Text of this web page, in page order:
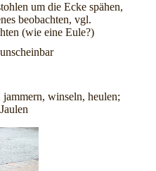
um die Ecke spähen,
beobachten, vgl.
(wie eine Eule?)
winseln, heulen;